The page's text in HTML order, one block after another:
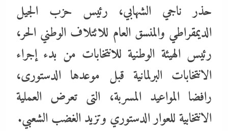
حذر ناجي الشهابي، رئيس حزب الجيل
الديمقراطي والمنسق العام للائتلاف الوطني الحر،
رئيس الهيئة الوطنية للانتخابات من بدء إجراء
الانتخابات البرلمانية قبل موعدها الدستورى،
رافضا المواعيد المسربة، التى تعرض العملية
الانتخابية للعوار الدستوري وتزيد الغضب الشعبي.